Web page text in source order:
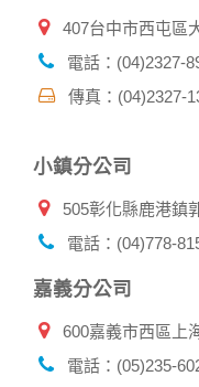
2.為了保護使用者個人
帳號資料。若您有相關
有相關資料，以協助調
請妥善保管您在本公司
本公司相關企業伙伴網
或關閉網頁瀏覽器，以
問或訂購時，請立即通
407台中市西屯區
電話：(04)2327-
傳真：(04)2327-
小鎮分公司
505彰化縣鹿港鎮
電話：(04)778-
嘉義分公司
600嘉義市西區上
電話：(05)235-